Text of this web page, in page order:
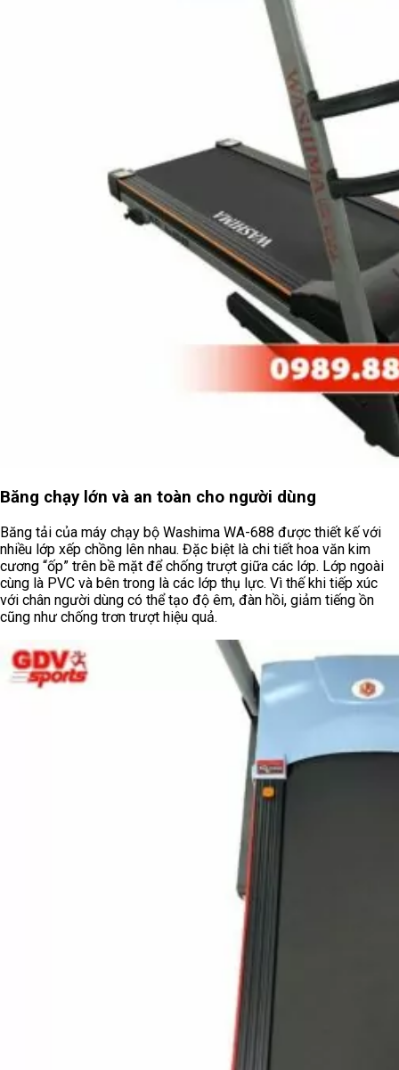
Băng chạy lớn và an toàn cho người dùng
Băng tải của máy chạy bộ Washima WA-688 được thiết kế với
nhiều lớp xếp chồng lên nhau. Đặc biệt là chi tiết hoa văn kim
cương “ốp” trên bề mặt để chống trượt giữa các lớp. Lớp ngoài
cùng là PVC và bên trong là các lớp thụ lực. Vì thế khi tiếp xúc
với chân người dùng có thể tạo độ êm, đàn hồi, giảm tiếng ồn
cũng như chống trơn trượt hiệu quả.